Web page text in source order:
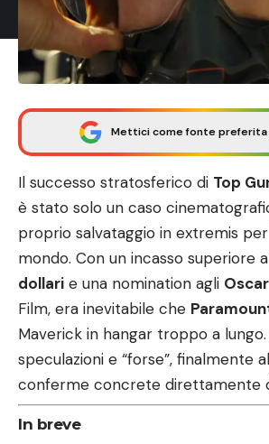
Mettici come fonte preferita
Il successo stratosferico di Top
è stato solo un caso
proprio salvataggio in extremis
mondo. Con un incasso superiore a
dollari e una nomination agli Oscar
Film, era inevitabile che
Maverick in hangar troppo a
speculazioni e “forse”, finalmente
conferme concrete direttamente
In breve